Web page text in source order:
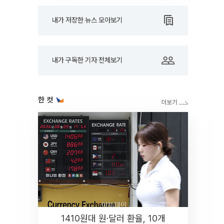
내가 저장한 뉴스 모아보기
내가 구독한 기자 전체보기
한 컷
1410원대 원·달러 환율, 10개